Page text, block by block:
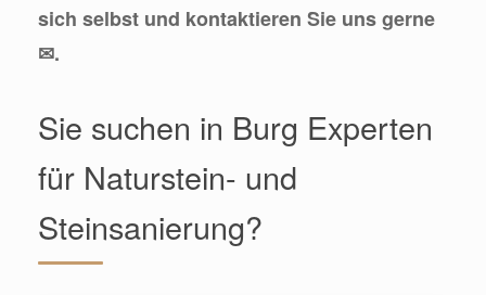
sich selbst und kontaktieren Sie uns gerne
✉.
Sie suchen in Burg Experten
für Naturstein- und
Steinsanierung?